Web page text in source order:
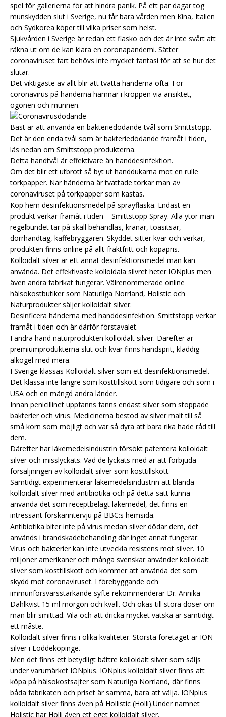
spel för gallerierna för att hindra panik. På ett par dagar tog
munskydden slut i Sverige, nu får bara vården men Kina, Italien
och Sydkorea köper till vilka priser som helst.
Sjukvården i Sverige är redan ett fiasko och det är inte svårt att
räkna ut om de kan klara en coronapandemi. Sätter
coronaviruset fart behövs inte mycket fantasi för att se hur det
slutar.
Det viktigaste av allt blir att tvätta händerna ofta. För
coronavirus på händerna hamnar i kroppen via ansiktet,
ögonen och munnen.
Bäst är att använda en bakteriedödande tvål som Smittstopp.
Det är den enda tvål som är bakteriedödande framåt i tiden,
läs nedan om Smittstopp produkterna.
Detta handtvål är effektivare än handdesinfektion.
Om det blir ett utbrott så byt ut handdukarna mot en rulle
torkpapper. När händerna är tvättade torkar man av
coronaviruset på torkpapper som kastas.
Köp hem desinfektionsmedel på sprayflaska. Endast en
produkt verkar framåt i tiden – Smittstopp Spray. Alla ytor man
regelbundet tar på skall behandlas, kranar, toasitsar,
dörrhandtag, kaffebryggaren. Skyddet sitter kvar och verkar,
produkten finns online på allt-fraktfritt och köpapris.
Kolloidalt silver är ett annat desinfektionsmedel man kan
använda. Det effektivaste kolloidala silvret heter IONplus men
även andra fabrikat fungerar. Välrenommerade online
hälsokostbutiker som Naturliga Norrland, Holistic och
Naturprodukter säljer kolloidalt silver.
Desinficera händerna med handdesinfektion. Smittstopp verkar
framåt i tiden och är därför förstavalet.
I andra hand naturprodukten kolloidalt silver. Därefter är
premiumprodukterna slut och kvar finns handsprit, kladdig
alkogel med mera.
I Sverige klassas Kolloidalt silver som ett desinfektionsmedel.
Det klassa inte längre som kosttillskott som tidigare och som i
USA och en mängd andra länder.
Innan penicillinet uppfanns fanns endast silver som stoppade
bakterier och virus. Medicinerna bestod av silver malt till så
små korn som möjligt och var så dyra att bara rika hade råd till
dem.
Därefter har läkemedelsindustrin försökt patentera kolloidalt
silver och misslyckats. Vad de lyckats med är att förbjuda
försäljningen av kolloidalt silver som kosttillskott.
Samtidigt experimenterar läkemedelsindustrin att blanda
kolloidalt silver med antibiotika och på detta sätt kunna
använda det som receptbelagt läkemedel, det finns en
intressant forskarintervju på BBC:s hemsida.
Antibiotika biter inte på virus medan silver dödar dem, det
används i brandskadebehandling där inget annat fungerar.
Virus och bakterier kan inte utveckla resistens mot silver. 10
miljoner amerikaner och många svenskar använder kolloidalt
silver som kosttillskott och kommer att använda det som
skydd mot coronaviruset. I förebyggande och
immunförsvarsstärkande syfte rekommenderar Dr. Annika
Dahlkvist 15 ml morgon och kväll. Och ökas till stora doser om
man blir smittad. Vila och att dricka mycket vätska är samtidigt
ett måste.
Kolloidalt silver finns i olika kvaliteter. Största företaget är ION
silver i Löddeköpinge.
Men det finns ett betydligt bättre kolloidalt silver som säljs
under varumärket IONplus. IONplus kolloidalt silver finns att
köpa på hälsokostsajter som Naturliga Norrland, där finns
båda fabrikaten och priset är samma, bara att välja. IONplus
kolloidalt silver finns även på Hollistic (Holli).Under namnet
Holistic har Holli även ett eget kolloidalt silver.